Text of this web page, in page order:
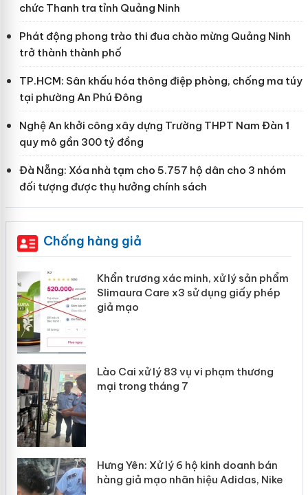
chức Thanh tra tỉnh Quảng Ninh
Phát động phong trào thi đua chào mừng Quảng Ninh
trở thành thành phố
TP.HCM: Sân khấu hóa thông điệp phòng, chống ma túy
tại phường An Phú Đông
Nghệ An khởi công xây dựng Trường THPT Nam Đàn 1
quy mô gần 300 tỷ đồng
Đà Nẵng: Xóa nhà tạm cho 5.757 hộ dân cho 3 nhóm
đối tượng được thụ hưởng chính sách
Chống hàng giả
Khẩn trương xác minh, xử lý sản phẩm
Slimaura Care x3 sử dụng giấy phép
giả mạo
Lào Cai xử lý 83 vụ vi phạm thương
mại trong tháng 7
Hưng Yên: Xử lý 6 hộ kinh doanh bán
hàng giả mạo nhãn hiệu Adidas, Nike